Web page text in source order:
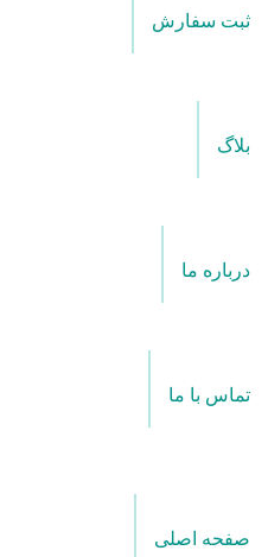
ثبت سفارش
بلاگ
درباره ما
تماس با ما
صفحه اصلی